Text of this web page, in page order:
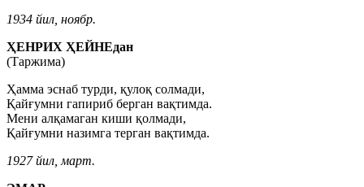
1934 йил, ноябр.
ҲЕНРИХ ҲЕЙНЕдан
(Таржима)
Ҳамма эснаб турди, қулоқ солмади,
Қайғумни гапириб берган вақтимда.
Мени алқамаган киши қолмади,
Қайғумни назимга терган вақтимда.
1927 йил, март.